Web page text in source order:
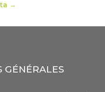
→
GÉNÉRALES